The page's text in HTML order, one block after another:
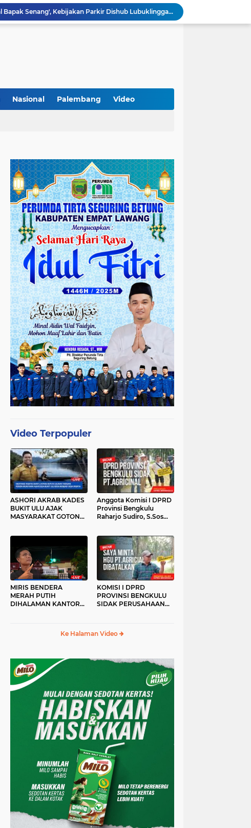
Lantik Pejabat Baru, JM Bupati Empat Lawang: Jabatan Adalah Amanah, Segera Berinovasi Demi Empat Lawang MADANI!
KAMMI Muratara Dukung MUI dalam Upaya Penegakan Hukum terhadap Aktivitas LGBT
Tingkatkan Kualitas Insan Pers, PWI Musi Rawas Gelar Pelatihan Jurnalistik Berbasis Kompetensi dan Storytelling.
Nasional Palembang Video
Video Terpopuler
ASHORI AKRAB KADES
BUKIT ULU AJAK
MASYARAKAT GOTONG
Anggota Komisi I DPRD
Provinsi Bengkulu
Raharjo Sudiro, S.Sos
MIRIS BENDERA
MERAH PUTIH
DIHALAMAN KANTOR
KOMISI I DPRD
PROVINSI BENGKULU
SIDAK PERUSAHAAN
Ke Halaman Video